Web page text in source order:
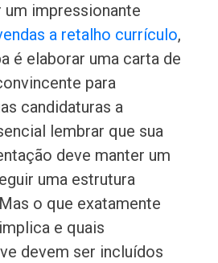
um impressionante
a retalho currículo,
é elaborar uma carta de
para
candidaturas a
lembrar que sua
deve manter um
uma estrutura
o que exatamente
e quais
devem ser incluídos